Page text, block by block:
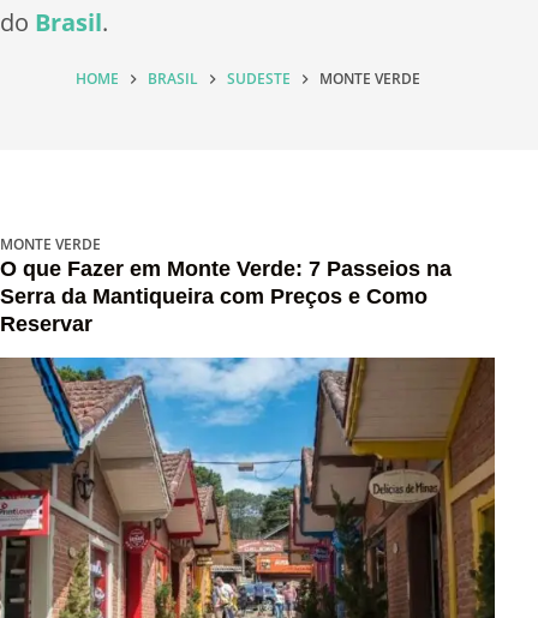
do Brasil.
HOME BRASIL SUDESTE MONTE VERDE
MONTE VERDE
O que Fazer em Monte Verde: 7 Passeios na
Serra da Mantiqueira com Preços e Como
Reservar